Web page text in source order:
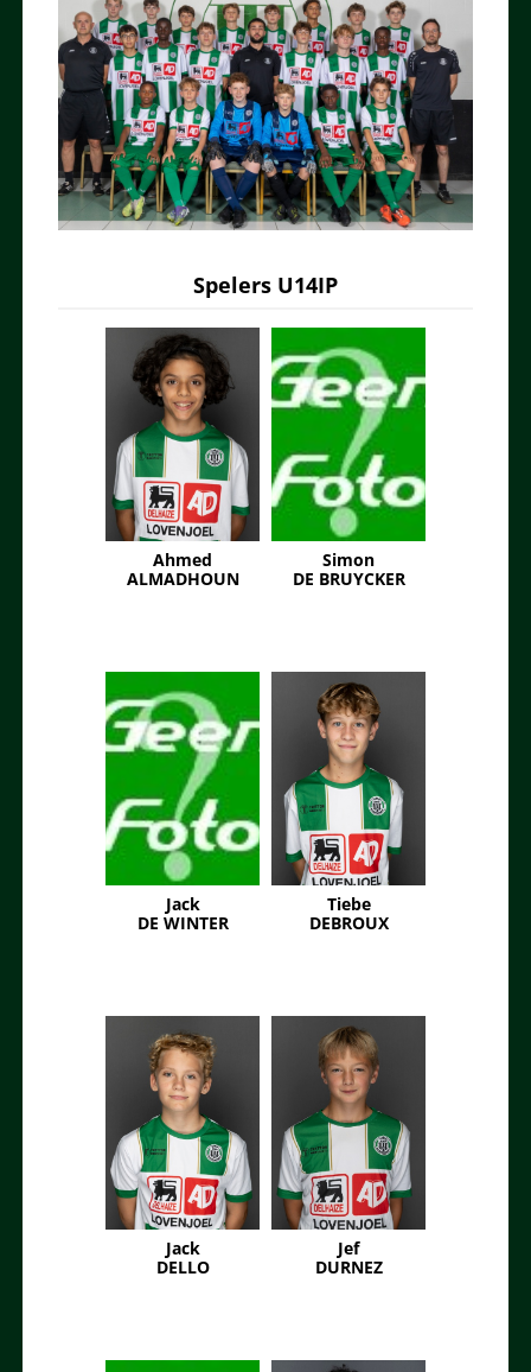
Spelers U14IP
Ahmed
ALMADHOUN
Simon
DE BRUYCKER
Jack
DE WINTER
Tiebe
DEBROUX
Jack
DELLO
Jef
DURNEZ